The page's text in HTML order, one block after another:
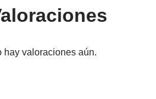
hay valoraciones aún.